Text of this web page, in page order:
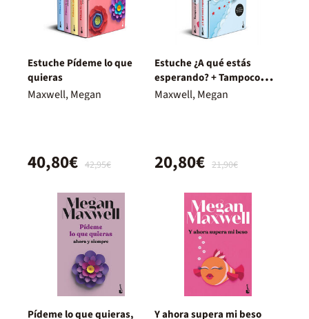
Estuche Pídeme lo que
quieras
Maxwell, Megan
42,95€
40,80€
Estuche ¿A qué estás
esperando? + Tampoco
pido tanto
Maxwell, Megan
21,90€
20,80€
Pídeme lo que quieras, Y ahora supera mi beso